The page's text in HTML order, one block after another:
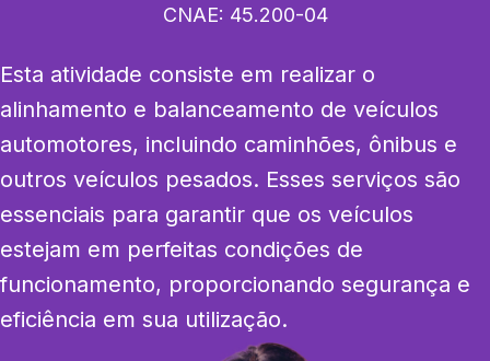
CNAE: 45.200-04
Esta atividade consiste em realizar o
alinhamento e balanceamento de veículos
automotores, incluindo caminhões, ônibus e
outros veículos pesados. Esses serviços são
essenciais para garantir que os veículos
estejam em perfeitas condições de
funcionamento, proporcionando segurança e
eficiência em sua utilização.